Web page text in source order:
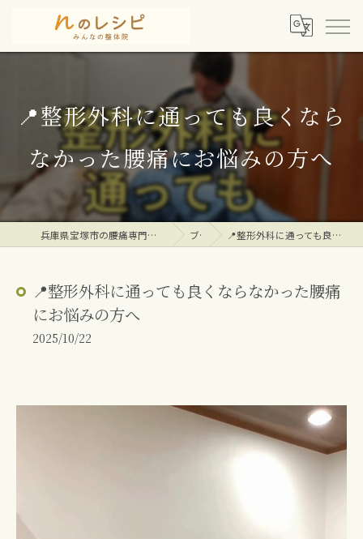
📍整形外科に通っても良くなら
なかった腰痛にお悩みの方へ
兵庫県宝塚市の腰痛専門整体院ならｎのレシピみんなの整体院 ブログ 📍整形外科に通っても良くならなかった腰痛にお悩みの方へ
📍整形外科に通っても良くならなかった腰痛
にお悩みの方へ
2025/10/22